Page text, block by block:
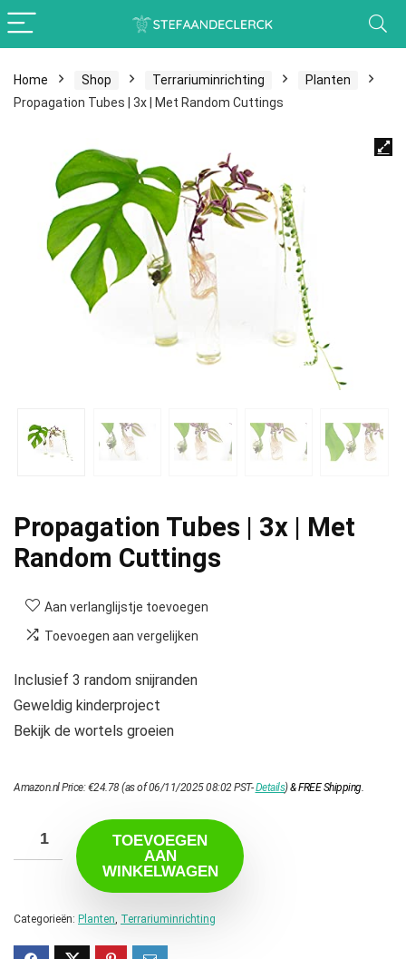
Home Shop Terrariuminrichting
Planten
Propagation Tubes | 3x | Met Random Cuttings
Propagation Tubes | 3x | Met
Random Cuttings
Aan verlanglijstje toevoegen
Toevoegen aan vergelijken
Inclusief 3 random snijranden
Geweldig kinderproject
Bekijk de wortels groeien
Amazon.nl Price:€24.78(as of 06/11/2025 08:02 PST-Details)&FREE Shipping.
TOEVOEGEN
AAN
WINKELWAGEN
Categorieën: Planten, Terrariuminrichting